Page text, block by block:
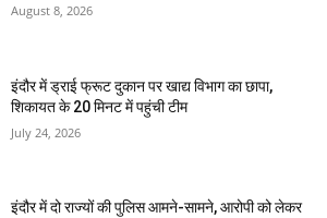
August 8, 2026
इंदौर में ड्राई फ्रूट दुकान पर खाद्य विभाग का छापा,
शिकायत के 20 मिनट में पहुंची टीम
July 24, 2026
इंदौर में दो राज्यों की पुलिस आमने-सामने, आरोपी को लेकर